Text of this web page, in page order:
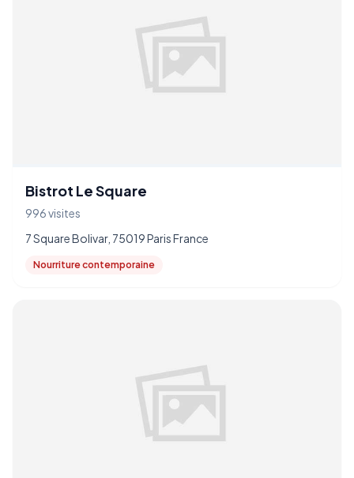
Bistrot Le Square
996 visites
7 Square Bolivar, 75019 Paris France
Nourriture contemporaine